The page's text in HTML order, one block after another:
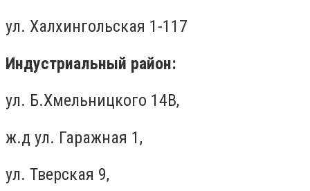
ул. Халхингольская 1-117
Индустриальный район:
ул. Б.Хмельницкого 14В,
ж.д ул. Гаражная 1,
ул. Тверская 9,